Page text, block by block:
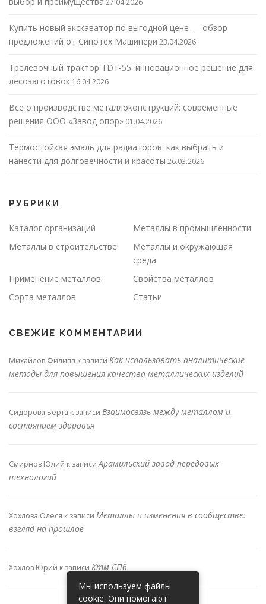
Купить новый экскаватор по выгодной цене — обзор
предложений от Синотех Машинери 23.04.2026
Трелевочный трактор TDT-55: инновационное решение для
лесозаготовок 16.04.2026
Все о производстве металлоконструкций: современные
решения ООО «Завод опор» 01.04.2026
Термостойкая эмаль для радиаторов: как выбрать и
нанести для долговечности и красоты 26.03.2026
РУБРИКИ
Каталог организаций
Металлы в промышленности
Металлы в строительстве
Металлы и окружающая
среда
Применение металлов
Свойства металлов
Сорта металлов
Статьи
СВЕЖИЕ КОММЕНТАРИИ
Михайлов Филипп к записи Как использовать аналитические
методы для повышения качества металлических изделий
Сидорова Берта к записи Взаимосвязь между металлом и
состоянием здоровья
Смирнов Юлий к записиАрамильский завод передовых
технологий
Хохлова Олеся к записи Металлы и изменения в сообществе:
взгляд на прошлое
Хохлов Юрий к записи Ктм СПб
Мы используем файлы
cookie. Они помогают